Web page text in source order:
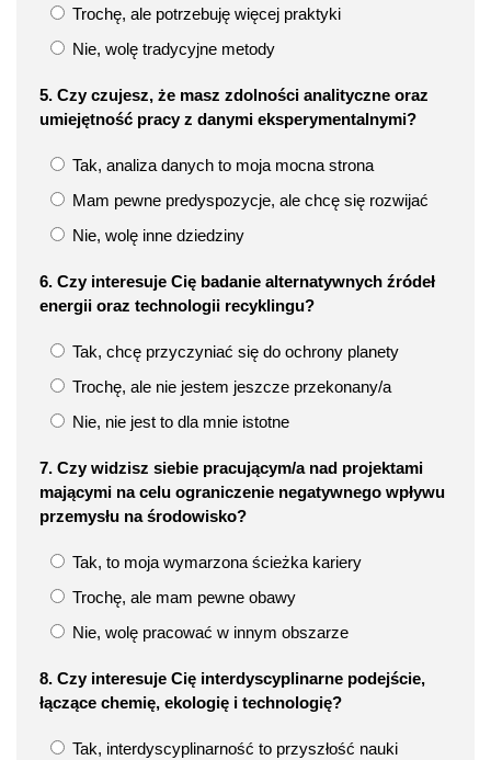
Trochę, ale potrzebuję więcej praktyki
Nie, wolę tradycyjne metody
5. Czy czujesz, że masz zdolności analityczne oraz
umiejętność pracy z danymi eksperymentalnymi?
Tak, analiza danych to moja mocna strona
Mam pewne predyspozycje, ale chcę się rozwijać
Nie, wolę inne dziedziny
6. Czy interesuje Cię badanie alternatywnych źródeł
energii oraz technologii recyklingu?
Tak, chcę przyczyniać się do ochrony planety
Trochę, ale nie jestem jeszcze przekonany/a
Nie, nie jest to dla mnie istotne
7. Czy widzisz siebie pracującym/a nad projektami
mającymi na celu ograniczenie negatywnego wpływu
przemysłu na środowisko?
Tak, to moja wymarzona ścieżka kariery
Trochę, ale mam pewne obawy
Nie, wolę pracować w innym obszarze
8. Czy interesuje Cię interdyscyplinarne podejście,
łączące chemię, ekologię i technologię?
Tak, interdyscyplinarność to przyszłość nauki